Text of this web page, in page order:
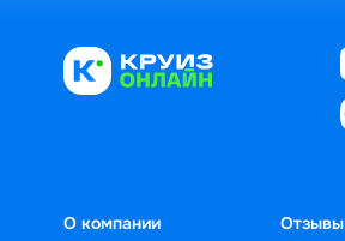
О компании
Отзывы